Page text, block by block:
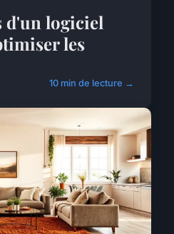
d'un logiciel
les
10 min de lecture →